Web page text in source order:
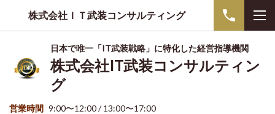
株式会社ＩＴ武装コンサルティング
日本で唯一「IT武装戦略」に特化した経営指導機関
株式会社IT武装コンサルティン
グ
営業時間 9:00〜12:00 / 13:00〜17:00